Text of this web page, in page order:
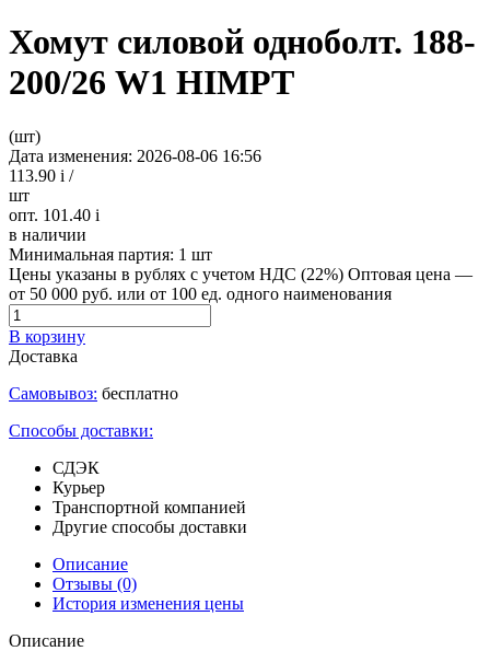
Хомут силовой одноболт. 188-
200/26 W1 HIMPT
(шт)
Дата изменения: 2026-08-06 16:56
113.90 i /
шт
опт. 101.40 i
в наличии
Минимальная партия: 1 шт
Цены указаны в рублях с учетом НДС (22%) Оптовая цена —
от 50 000 руб. или от 100 ед. одного наименования
В корзину
Доставка
Самовывоз: бесплатно
Способы доставки:
СДЭК
Курьер
Транспортной компанией
Другие способы доставки
Описание
Отзывы (0)
История изменения цены
Описание